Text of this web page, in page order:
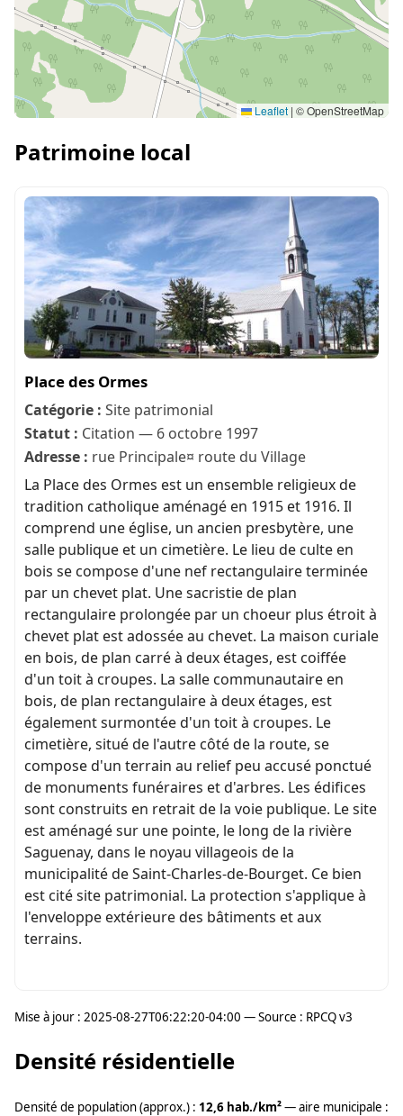
Leaflet | © OpenStreetMap
Patrimoine local
Place des Ormes
Catégorie : Site patrimonial
Statut : Citation — 6 octobre 1997
Adresse : rue Principale¤ route du Village
La Place des Ormes est un ensemble religieux de
tradition catholique aménagé en 1915 et 1916. Il
comprend une église, un ancien presbytère, une
salle publique et un cimetière. Le lieu de culte en
bois se compose d'une nef rectangulaire terminée
par un chevet plat. Une sacristie de plan
rectangulaire prolongée par un choeur plus étroit à
chevet plat est adossée au chevet. La maison curiale
en bois, de plan carré à deux étages, est coiffée
d'un toit à croupes. La salle communautaire en
bois, de plan rectangulaire à deux étages, est
également surmontée d'un toit à croupes. Le
cimetière, situé de l'autre côté de la route, se
compose d'un terrain au relief peu accusé ponctué
de monuments funéraires et d'arbres. Les édifices
sont construits en retrait de la voie publique. Le site
est aménagé sur une pointe, le long de la rivière
Saguenay, dans le noyau villageois de la
municipalité de Saint-Charles-de-Bourget. Ce bien
est cité site patrimonial. La protection s'applique à
l'enveloppe extérieure des bâtiments et aux
terrains.
Mise à jour : 2025-08-27T06:22:20-04:00 — Source : RPCQ v3
Densité résidentielle
Densité de population (approx.) : 12,6 hab./km²— aire municipale :